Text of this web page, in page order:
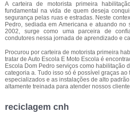
A carteira de motorista primeira
fundamental na vida de quem deseja
segurança pelas ruas e estradas. Neste
Pedro, sediada em Americana e atuando no
2002, surge como uma parceira de
condutores nessa jornada de aprendizado e
Procurou por carteira de motorista primeira
tratar de Auto Escola E Moto Escola é
Escola Dom Pedro serviços como habilitação
categoria a. Tudo isso só é possível graças ao
especializados e as instalações de alto
altamente treinada para atender nossos
reciclagem cnh